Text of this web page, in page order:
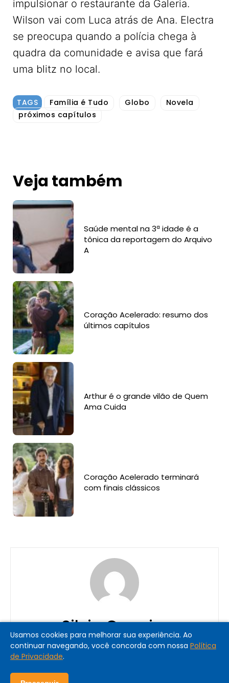
impulsionar o restaurante da Galeria.
Wilson vai com Luca atrás de Ana. Electra
se preocupa quando a polícia chega à
quadra da comunidade e avisa que fará
uma blitz no local.
TAGS Família é Tudo Globo
Novela
próximos capítulos
Veja também
Saúde mental na 3ª idade é a
tônica da reportagem do Arquivo
A
Coração Acelerado: resumo dos
últimos capítulos
Arthur é o grande vilão de Quem
Ama Cuida
Coração Acelerado terminará
com finais clássicos
Silvia Carreiro
Usamos cookies para melhorar sua experiência. Ao
continuar navegando, você concorda com nossa Política
de Privacidade.